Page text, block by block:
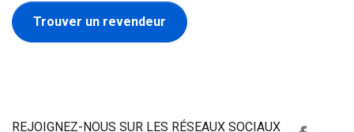
Trouver un revendeur
REJOIGNEZ-NOUS SUR LES RÉSEAUX SOCIAUX